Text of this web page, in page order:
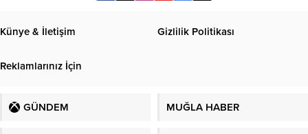
Künye & İletişim Gizlilik Politikası
Reklamlarınız İçin
GÜNDEM MUĞLA HABER